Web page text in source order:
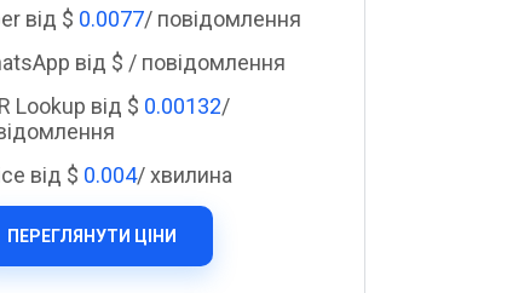
від $ 0.0077/ повідомлення
від $ / повідомлення
Lookup від $ 0.00132/
від $ 0.004/ хвилина
ПЕРЕГЛЯНУТИ ЦІНИ